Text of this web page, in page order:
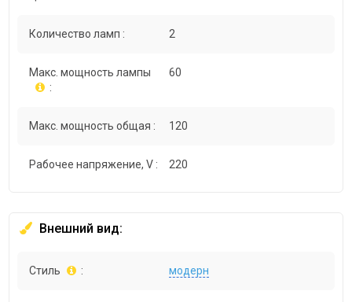
Количество ламп : 2
Макс. мощность лампы
:
60
Макс. мощность общая : 120
Рабочее напряжение, V : 220
Внешний вид:
Стиль : модерн